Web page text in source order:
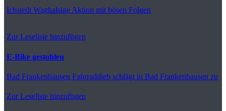
Ichstedt Waghalsige Aktion mit bösen Folgen
Zur Leseliste hinzufügen
E-Bike gestohlen
Bad Frankenhausen Fahrraddieb schlägt in Bad Frankenhausen zu
Zur Leseliste hinzufügen